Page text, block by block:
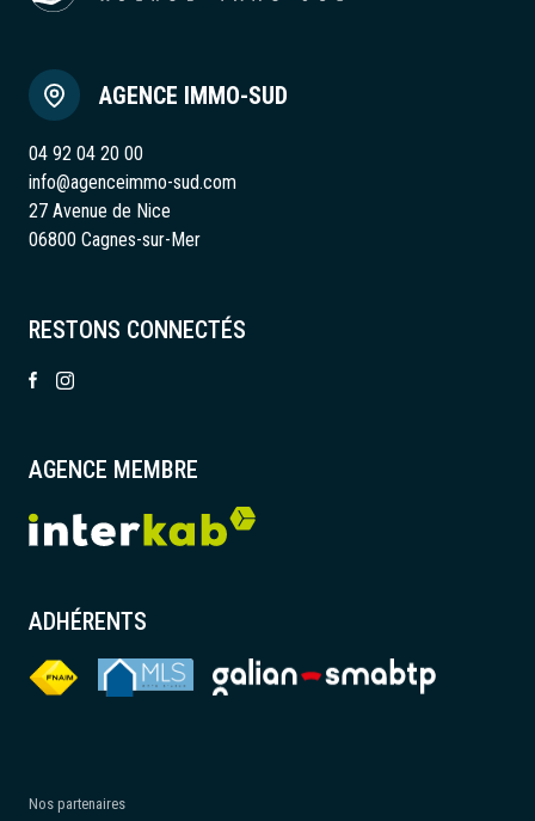
AGENCE IMMO-SUD
04 92 04 20 00
info@agenceimmo-sud.com
27 Avenue de Nice
06800 Cagnes-sur-Mer
RESTONS CONNECTÉS
AGENCE MEMBRE
ADHÉRENTS
Nos partenaires